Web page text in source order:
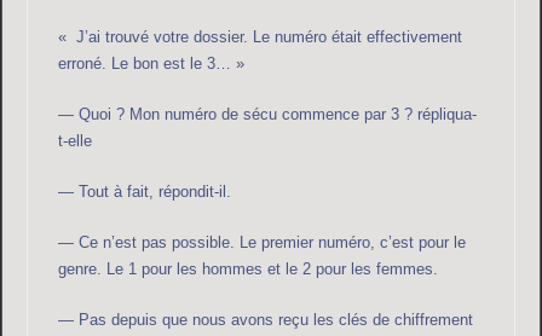
« J’ai trouvé votre dossier. Le numéro était effectivement
erroné. Le bon est le 3… »
— Quoi ? Mon numéro de sécu commence par 3 ? répliqua-
t-elle
— Tout à fait, répondit-il.
— Ce n’est pas possible. Le premier numéro, c’est pour le
genre. Le 1 pour les hommes et le 2 pour les femmes.
— Pas depuis que nous avons reçu les clés de chiffrement